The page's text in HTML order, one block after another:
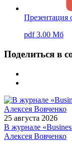
Презентация
pdf 3.00 Мб
Поделиться в
25 августа 2026
В журнале
Алексея Вовченко